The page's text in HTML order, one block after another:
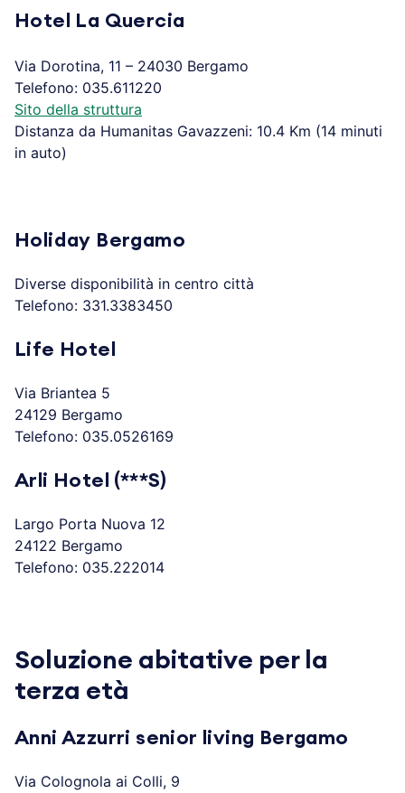
Hotel La Quercia
Via Dorotina, 11 – 24030 Bergamo
Telefono: 035.611220
Sito della struttura
Distanza da Humanitas Gavazzeni: 10.4 Km (14 minuti
in auto)
Holiday Bergamo
Diverse disponibilità in centro città
Telefono: 331.3383450
Life Hotel
Via Briantea 5
24129 Bergamo
Telefono: 035.0526169
Arli Hotel (***S)
Largo Porta Nuova 12
24122 Bergamo
Telefono: 035.222014
Soluzione abitative per la
terza età
Anni Azzurri senior living Bergamo
Via Colognola ai Colli, 9